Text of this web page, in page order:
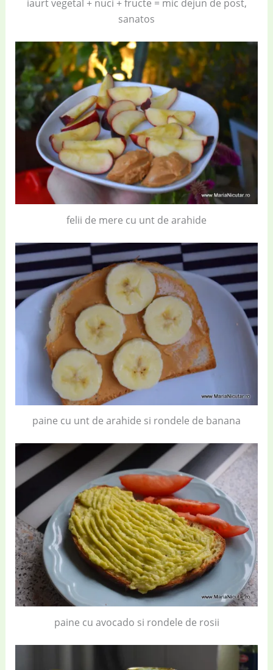
iaurt vegetal + nuci + fructe = mic dejun de post,
sanatos
felii de mere cu unt de arahide
paine cu unt de arahide si rondele de banana
paine cu avocado si rondele de rosii